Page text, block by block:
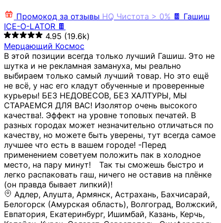
Промокод за отзывы HQ Чистота > 0% 🍫 Гашиш
ICE-O-LATOR 🍫
4.95 (19.6k)
Мерцающий Космос
В этой позиции всегда только лучший Гашиш. Это не
шутка и не рекламная замануха, мы реально
выбираем только самый лучший товар. Но это ещё
не всё, у нас его кладут обученные и проверенные
курьеры! БЕЗ НЕДОВЕСОВ, БЕЗ ХАЛТУРЫ, МЫ
СТАРАЕМСЯ ДЛЯ ВАС! Изолятор очень высокого
качества!. Эффект на уровне топовых печатей. В
разных городах может незначительно отличаться по
качеству, но можете быть уверены, тут всегда самое
лучшее что есть в вашем городе! -Перед
применением советуем положить пак в холодное
место, на пару минут!⠀ Так ты сможешь быстро и
легко распаковать гаш, ничего не оставив на плёнке
(он правда бывает липкий)!
Адлер, Алушта, Армянск, Астрахань, Бахчисарай,
Белогорск (Амурская область), Волгоград, Волжский,
Евпатория, Екатеринбург, Ишимбай, Казань, Керчь,